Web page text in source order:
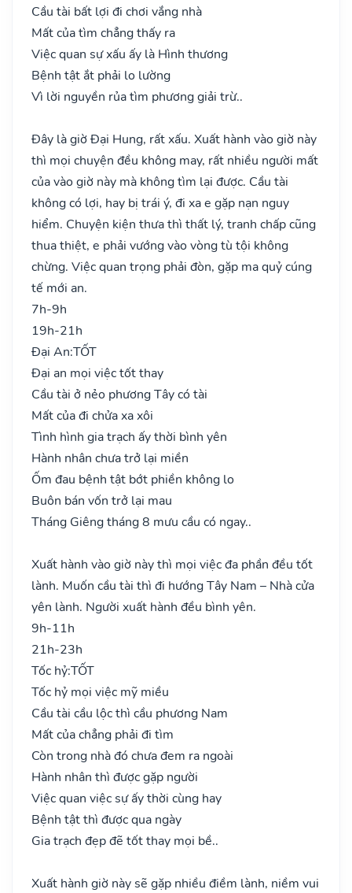
Cầu tài bất lợi đi chơi vắng nhà
Mất của tìm chẳng thấy ra
Việc quan sự xấu ấy là Hình thương
Bệnh tật ắt phải lo lường
Vì lời nguyền rủa tìm phương giải trừ..
Đây là giờ Đại Hung, rất xấu. Xuất hành vào giờ này
thì mọi chuyện đều không may, rất nhiều người mất
của vào giờ này mà không tìm lại được. Cầu tài
không có lợi, hay bị trái ý, đi xa e gặp nạn nguy
hiểm. Chuyện kiện thưa thì thất lý, tranh chấp cũng
thua thiệt, e phải vướng vào vòng tù tội không
chừng. Việc quan trọng phải đòn, gặp ma quỷ cúng
tế mới an.
7h-9h
19h-21h
Đại An:TỐT
Đại an mọi việc tốt thay
Cầu tài ở nẻo phương Tây có tài
Mất của đi chửa xa xôi
Tình hình gia trạch ấy thời bình yên
Hành nhân chưa trở lại miền
Ốm đau bệnh tật bớt phiền không lo
Buôn bán vốn trở lại mau
Tháng Giêng tháng 8 mưu cầu có ngay..
Xuất hành vào giờ này thì mọi việc đa phần đều tốt
lành. Muốn cầu tài thì đi hướng Tây Nam – Nhà cửa
yên lành. Người xuất hành đều bình yên.
9h-11h
21h-23h
Tốc hỷ:TỐT
Tốc hỷ mọi việc mỹ miều
Cầu tài cầu lộc thì cầu phương Nam
Mất của chẳng phải đi tìm
Còn trong nhà đó chưa đem ra ngoài
Hành nhân thì được gặp người
Việc quan việc sự ấy thời cùng hay
Bệnh tật thì được qua ngày
Gia trạch đẹp đẽ tốt thay mọi bề..
Xuất hành giờ này sẽ gặp nhiều điềm lành, niềm vui